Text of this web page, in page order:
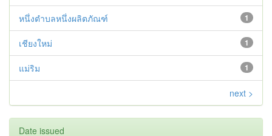
1
หนึ่งตำบลหนึ่งผลิตภัณฑ์
1
เชียงใหม่
1
แม่ริม
next >
Date issued